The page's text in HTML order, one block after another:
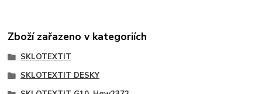
Zboží zařazeno v kategoriích
SKLOTEXTIT
SKLOTEXTIT DESKY